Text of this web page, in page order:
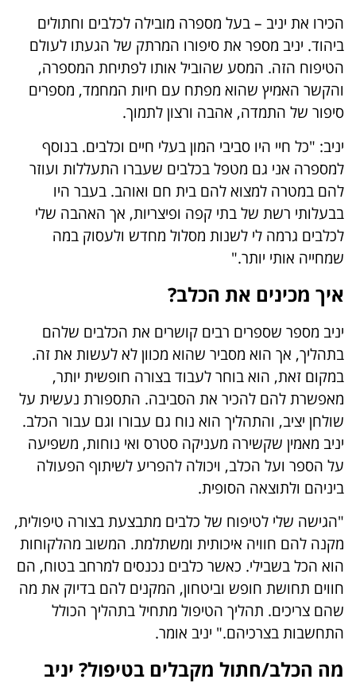
הכירו את יניב – בעל מספרה מובילה לכלבים וחתולים
ביהוד. יניב מספר את סיפורו המרתק של הגעתו לעולם
הטיפוח הזה. המסע שהוביל אותו לפתיחת המספרה,
והקשר האמיץ שהוא מפתח עם חיות המחמד, מספרים
סיפור של התמדה, אהבה ורצון לתמוך.
יניב: "כל חיי היו סביבי המון בעלי חיים וכלבים. בנוסף
למספרה אני גם מטפל בכלבים שעברו התעללות ועוזר
להם במטרה למצוא להם בית חם ואוהב. בעבר היו
בבעלותי רשת של בתי קפה ופיצריות, אך האהבה שלי
לכלבים גרמה לי לשנות מסלול מחדש ולעסוק במה
שמחייה אותי יותר."
איך מכינים את הכלב?
יניב מספר שספרים רבים קושרים את הכלבים שלהם
בתהליך, אך הוא מסביר שהוא מכוון לא לעשות את זה.
במקום זאת, הוא בוחר לעבוד בצורה חופשית יותר,
מאפשרת להם להכיר את הסביבה. התספורת נעשית על
שולחן יציב, והתהליך הוא נוח גם עבורו וגם עבור הכלב.
יניב מאמין שקשירה מעניקה סטרס ואי נוחות, משפיעה
על הספר ועל הכלב, ויכולה להפריע לשיתוף הפעולה
ביניהם ולתוצאה הסופית.
"הגישה שלי לטיפוח של כלבים מתבצעת בצורה טיפולית,
מקנה להם חוויה איכותית ומשתלמת. המשוב מהלקוחות
הוא הכל בשבילי. כאשר כלבים נכנסים למרחב בטוח, הם
חווים תחושת חופש וביטחון, המקנים להם בדיוק את מה
שהם צריכים. תהליך הטיפול מתחיל בתהליך הכולל
התחשבות בצרכיהם." יניב אומר.
מה הכלב/חתול מקבלים בטיפול? יניב